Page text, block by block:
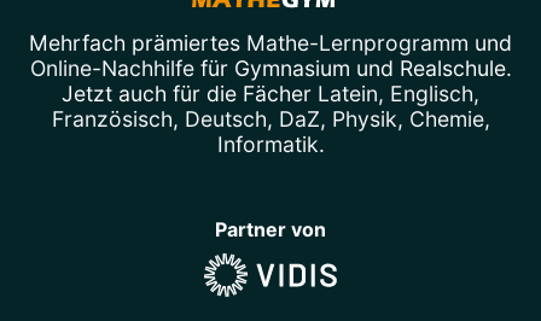
Mehrfach prämiertes Mathe-Lernprogramm und
Online-Nachhilfefür Gymnasium und Realschule.
Jetzt auch für die Fächer Latein, Englisch,
Französisch, Deutsch, DaZ, Physik, Chemie,
Informatik.
Partner von